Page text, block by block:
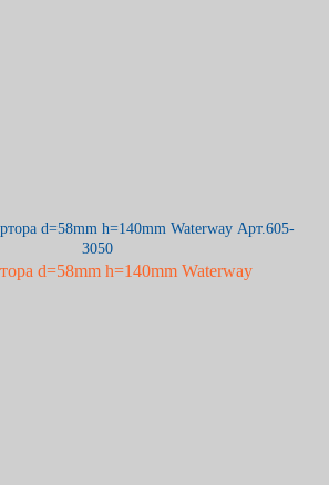
d=58mm h=140mm Waterway